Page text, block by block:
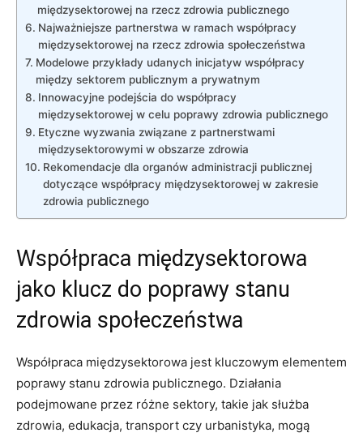
międzysektorowej ⁤na rzecz zdrowia publicznego
Najważniejsze⁢ partnerstwa w ramach współpracy
międzysektorowej⁤ na rzecz‌ zdrowia społeczeństwa
Modelowe przykłady udanych inicjatyw współpracy
między sektorem publicznym a prywatnym
Innowacyjne podejścia do‌ współpracy
międzysektorowej w celu‍ poprawy zdrowia publicznego
Etyczne wyzwania ​związane z partnerstwami
międzysektorowymi w ⁤obszarze ⁣zdrowia
Rekomendacje dla organów administracji publicznej
dotyczące współpracy międzysektorowej w zakresie
zdrowia publicznego
Współpraca międzysektorowa
jako ⁤klucz⁣ do poprawy stanu
zdrowia społeczeństwa
Współpraca⁣ międzysektorowa⁢ jest kluczowym elementem
poprawy stanu zdrowia publicznego. Działania​
podejmowane przez‍ różne sektory, takie jak służba
zdrowia, edukacja, ​transport czy urbanistyka, mogą